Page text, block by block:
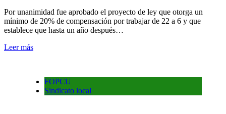
Por unanimidad fue aprobado el proyecto de ley que otorga un
mínimo de 20% de compensación por trabajar de 22 a 6 y que
establece que hasta un año después…
Leer más
FOPCU
Sindicato local